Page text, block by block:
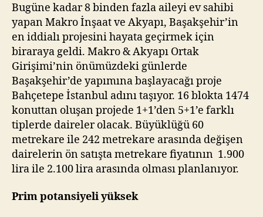
Bugüne kadar 8 binden fazla aileyi ev sahibi
yapan Makro İnşaat ve Akyapı, Başakşehir’in
en iddialı projesini hayata geçirmek için
biraraya geldi. Makro & Akyapı Ortak
Girişimi’nin önümüzdeki günlerde
Başakşehir’de yapımına başlayacağı proje
Bahçetepe İstanbul adını taşıyor. 16 blokta 1474
konuttan oluşan projede 1+1’den 5+1’e farklı
tiplerde daireler olacak. Büyüklüğü 60
metrekare ile 242 metrekare arasında değişen
dairelerin ön satışta metrekare fiyatının 1.900
lira ile 2.100 lira arasında olması planlanıyor.
Prim potansiyeli yüksek